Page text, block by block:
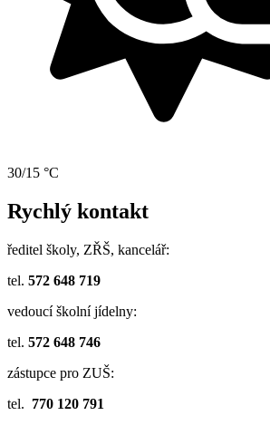
30/15 °C
Rychlý kontakt
ředitel školy, ZŘŠ, kancelář:
tel. 572 648 719
vedoucí školní jídelny:
tel. 572 648 746
zástupce pro ZUŠ:
tel. 770 120 791